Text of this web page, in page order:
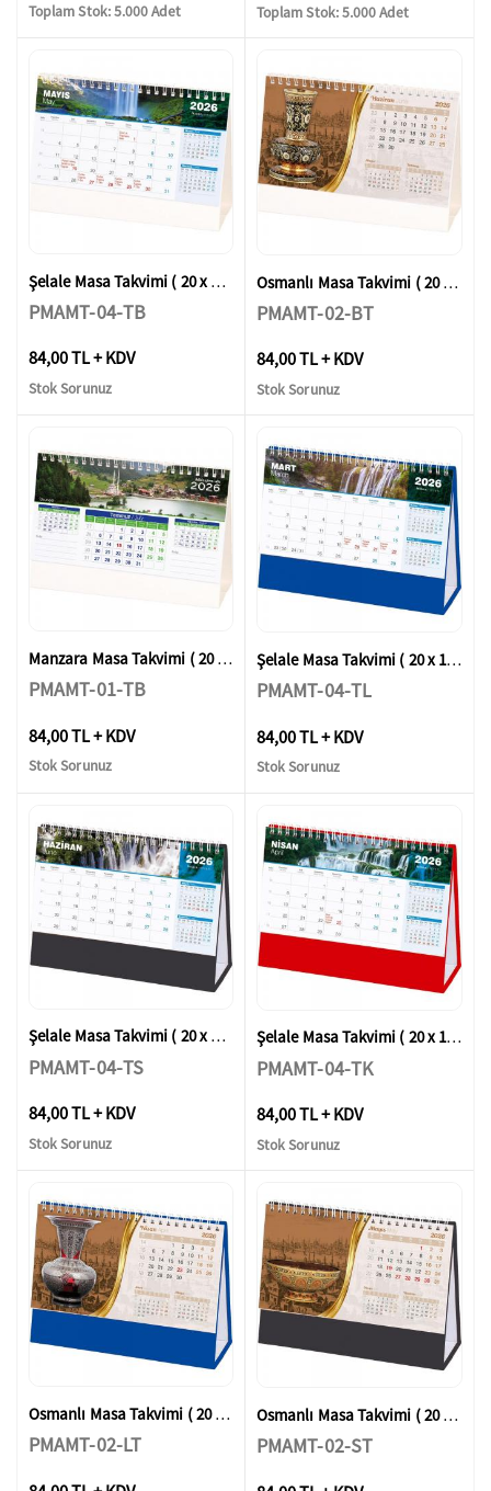
Toplam Stok: 5.000 Adet Toplam Stok: 5.000 Adet
Şelale Masa Takvimi ( 20 x 14 x 7 cm )
PMAMT-04-TB
84,00 TL + KDV
Stok Sorunuz
Osmanlı Masa Takvimi ( 20 x 14 x 7 cm )
PMAMT-02-BT
84,00 TL + KDV
Stok Sorunuz
Manzara Masa Takvimi ( 20 x 14 x 7 cm )
PMAMT-01-TB
84,00 TL + KDV
Stok Sorunuz
Şelale Masa Takvimi ( 20 x 14 x 7 cm )
PMAMT-04-TL
84,00 TL + KDV
Stok Sorunuz
Şelale Masa Takvimi ( 20 x 14 x 7 cm )
PMAMT-04-TS
84,00 TL + KDV
Stok Sorunuz
Şelale Masa Takvimi ( 20 x 14 x 7 cm )
PMAMT-04-TK
84,00 TL + KDV
Stok Sorunuz
Osmanlı Masa Takvimi ( 20 x 14 x 7 cm )
PMAMT-02-LT
Osmanlı Masa Takvimi ( 20 x 14 x 7 cm )
PMAMT-02-ST